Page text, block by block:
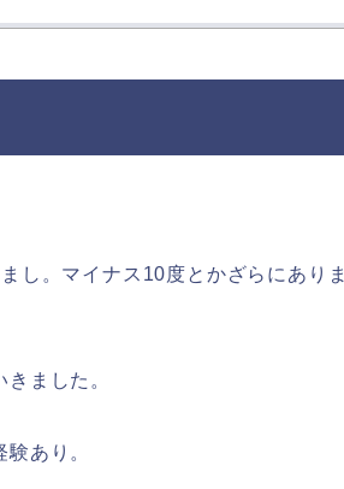
し。マイナス10度とかざらにありま
ました。
あり。